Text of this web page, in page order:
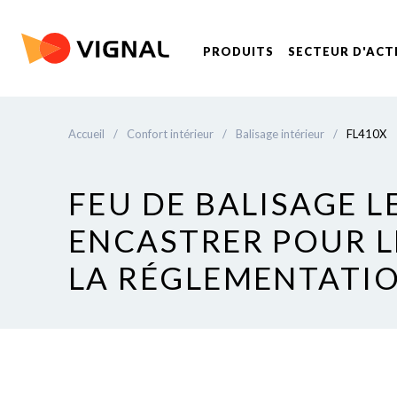
PRODUITS SECTEUR
Accueil / Confort intérieur / Balisage intérieur / FL410X
FEU DE BALISAGE
ENCASTRER POUR
LA